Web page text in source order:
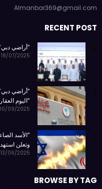
Almanbar369@gmail.com
RECENT POST
“أراضي
18/07/2025
“أراضي
“اليوم
09/2025
“الأسد
وتعلن
13/06/2025
BROWSE BY TAG